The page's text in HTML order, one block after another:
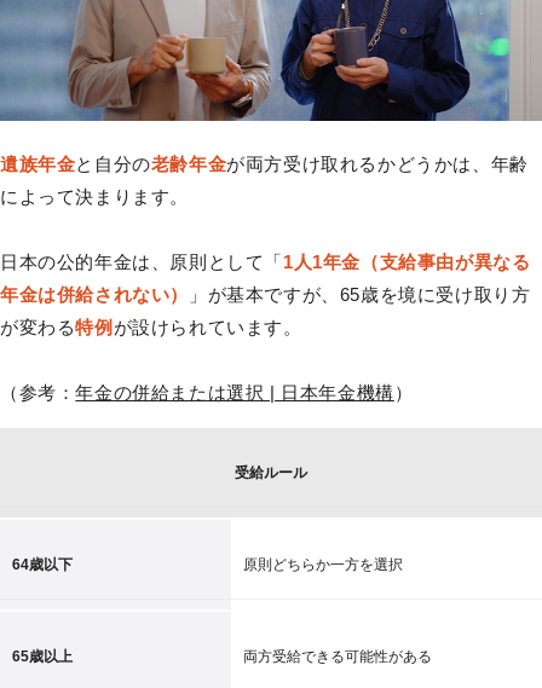
遺族年金と自分の老齢年金が両方受け取れるかどうかは、年齢
によって決まります。
日本の公的年金は、原則として「1人1年金（支給事由が異なる
年金は併給されない）
」が基本ですが、65歳を境に受け取り方
が変わる特例 が設けられています。
（参考：年金の併給または選択 | 日本年金機構）
受給ルール
64歳以下 原則どちらか一方を選択
65歳以上 両方受給できる可能性がある